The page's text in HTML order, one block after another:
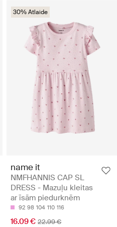
30% Atlaide
name it
NMFHANNIS CAP SL
DRESS - Mazuļu kleitas
ar īsām piedurknēm
92 98 104 110 116
16.09 € 22.99 €